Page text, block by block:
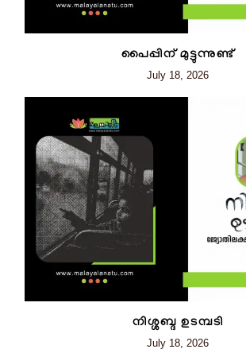
പൈപ്പിന് മുട്ടുന്നുണ്ട്
July 18, 2026
നിശ്ശബ്ദ ഉടമ്പടി
July 18, 2026